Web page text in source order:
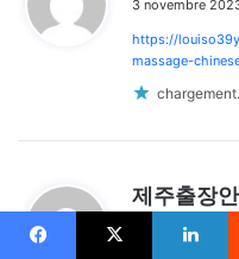
3 novembre
https://
massage-
제주출장
3 novembre